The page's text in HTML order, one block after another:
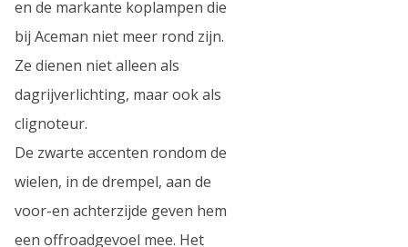
en de markante koplampen die
bij Aceman niet meer rond zijn.
Ze dienen niet alleen als
dagrijverlichting, maar ook als
clignoteur.
De zwarte accenten rondom de
wielen, in de drempel, aan de
voor-en achterzijde geven hem
een offroadgevoel mee. Het